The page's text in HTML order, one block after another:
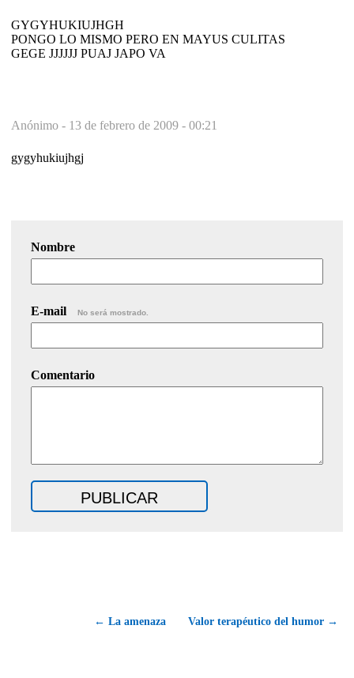
GYGYHUKIUJHGH
PONGO LO MISMO PERO EN MAYUS CULITAS
GEGE JJJJJJ PUAJ JAPO VA
Anónimo - 13 de febrero de 2009 - 00:21
gygyhukiujhgj
Nombre
E-mail No será mostrado.
Comentario
← La amenaza Valor terapéutico del humor →